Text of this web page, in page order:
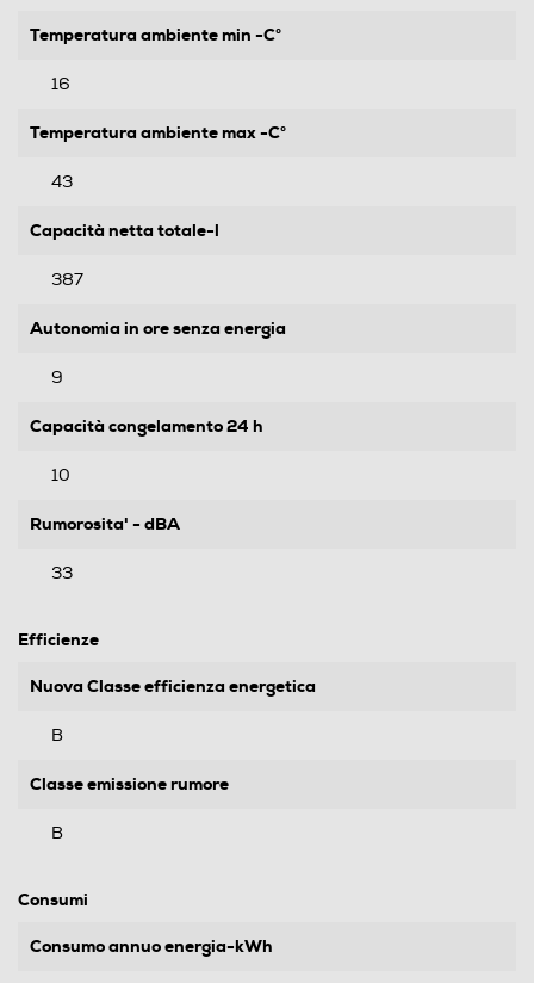
Temperatura ambiente min -C°
16
Temperatura ambiente max -C°
43
Capacità netta totale-l
387
Autonomia in ore senza energia
9
Capacità congelamento 24 h
10
Rumorosita' - dBA
33
Efficienze
Nuova Classe efficienza energetica
B
Classe emissione rumore
B
Consumi
Consumo annuo energia-kWh